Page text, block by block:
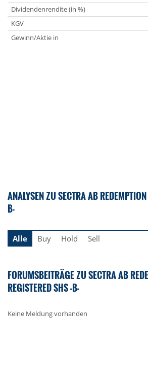
Dividendenrendite (in %)
KGV
Gewinn/Aktie in
ANALYSEN ZU SECTRA AB
B-
Alle
Buy Hold Sell
FORUMSBEITRÄGE ZU SECTRA AB
REGISTERED SHS -B-
Keine Meldung vorhanden